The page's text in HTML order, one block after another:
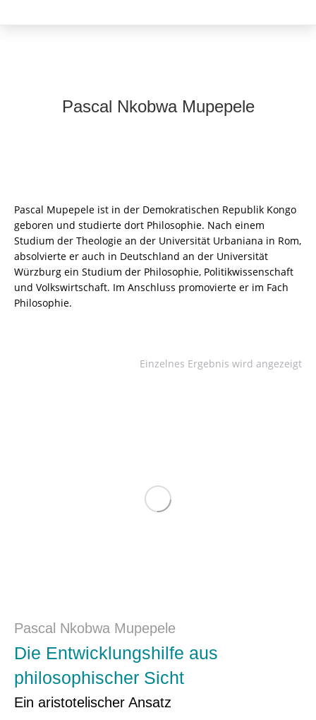
Pascal Nkobwa Mupepele
Pascal Mupepele ist in der Demokratischen Republik Kongo
geboren und studierte dort Philosophie. Nach einem
Studium der Theologie an der Universität Urbaniana in Rom,
absolvierte er auch in Deutschland an der Universität
Würzburg ein Studium der Philosophie, Politikwissenschaft
und Volkswirtschaft. Im Anschluss promovierte er im Fach
Philosophie.
Einzelnes Ergebnis wird angezeigt
Pascal Nkobwa Mupepele
Die Entwicklungshilfe aus
philosophischer Sicht
Ein aristotelischer Ansatz